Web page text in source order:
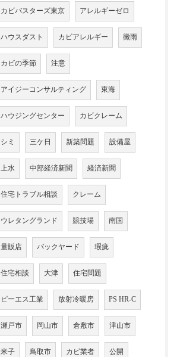
カビバスターズ東京 アレルギーゼロ
ハウスダスト カビアレルギー 黴雨
カビの季節 注意
アイジーコンサルティング 東海
ハウジングセンター カビクレーム
シミ 三ケ日 新築問題 設備屋
上水 中部経済新聞 経済新聞
住宅トラブル相談 クレーム
ウレタングランド 競技場 南国
量販店 バックヤード 瑕疵
住宅相談 大津 住宅問題
ピーエス工業 放射冷暖房 PS HR-C
瀬戸市 岡山市 倉敷市 津山市
米子 鳥取市 カビ業者 公開